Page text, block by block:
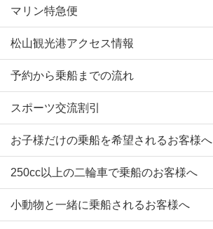
マリン特急便
松山観光港アクセス情報
予約から乗船までの流れ
スポーツ交流割引
お子様だけの乗船を希望されるお客様へ
250cc以上の二輪車で乗船のお客様へ
小動物と一緒に乗船されるお客様へ